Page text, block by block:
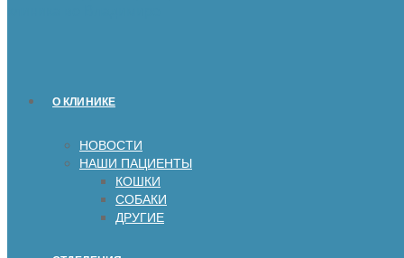
О КЛИНИКЕ
НОВОСТИ
НАШИ ПАЦИЕНТЫ
КОШКИ
СОБАКИ
ДРУГИЕ